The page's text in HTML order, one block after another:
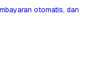
otomatis, dan